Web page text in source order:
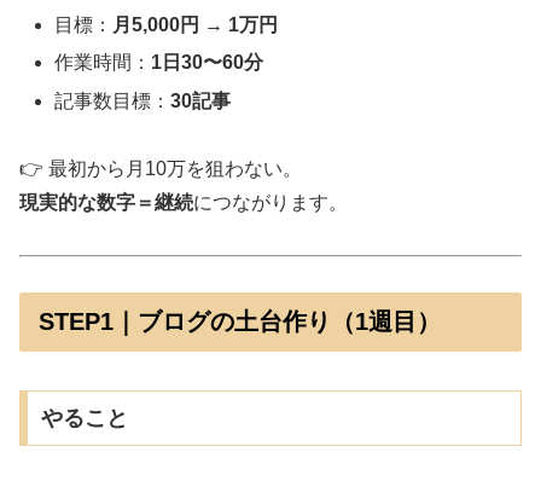
目標： 月5,000円 → 1万円
作業時間： 1日30〜60分
記事数目標：30記事
👉 最初から月10万を狙わない。
現実的な数字＝継続につながります。
STEP1｜ブログの土台作り（1週目）
やること